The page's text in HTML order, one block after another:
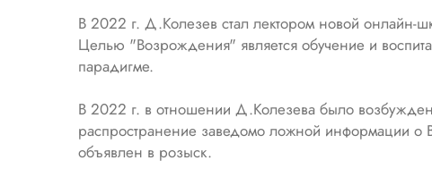
В 2022 г. Д.Колезев стал лектором новой
Целью "Возрождения" является обучение и
парадигме.
В 2022 г. в отношении Д.Колезева было
распространение заведомо ложной информации
объявлен в розыск.